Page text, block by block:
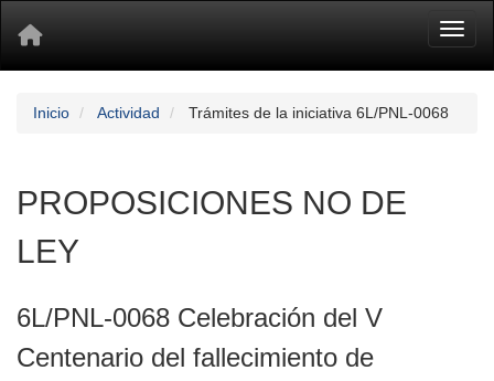
Inicio Actividad Trámites de la iniciativa 6L/PNL-0068
PROPOSICIONES NO DE
LEY
6L/PNL-0068 Celebración del V
Centenario del fallecimiento de